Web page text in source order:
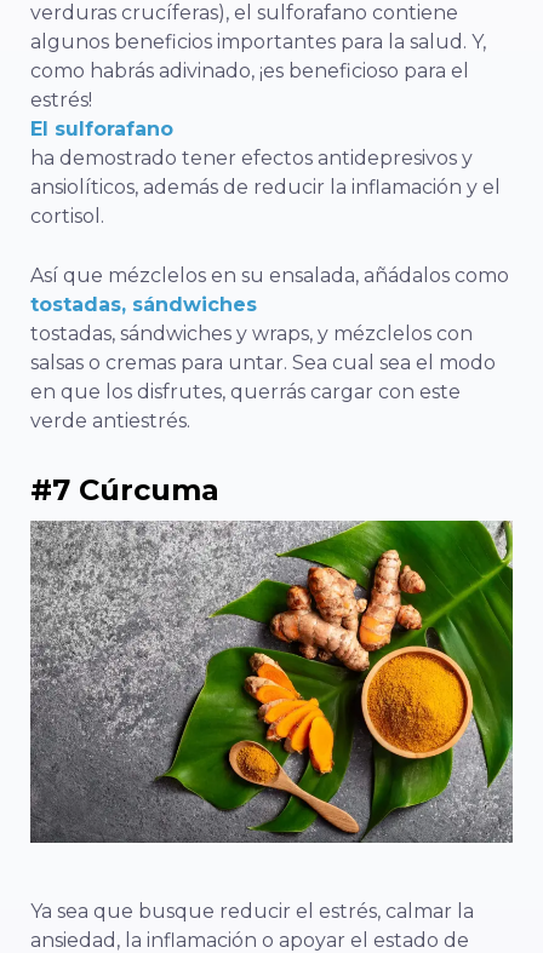
verduras crucíferas), el sulforafano contiene
algunos beneficios importantes para la salud. Y,
como habrás adivinado, ¡es beneficioso para el
estrés!
El sulforafano
ha demostrado tener efectos antidepresivos y
ansiolíticos, además de reducir la inflamación y el
cortisol.
Así que mézclelos en su ensalada, añádalos como
tostadas, sándwiches
tostadas, sándwiches y wraps, y mézclelos con
salsas o cremas para untar. Sea cual sea el modo
en que los disfrutes, querrás cargar con este
verde antiestrés.
#7 Cúrcuma
Ya sea que busque reducir el estrés, calmar la
ansiedad, la inflamación o apoyar el estado de